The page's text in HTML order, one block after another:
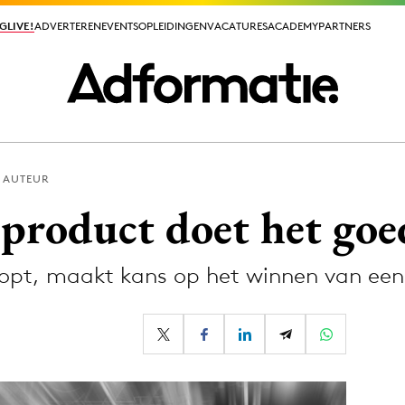
ADVERTERENEVENTSOPLEIDINGENVACATURESACADEMYPARTNERS
ADVERTERENEVENTSOPLEIDINGENVACATURESACADEMYPARTNERS
Media
Merkstrategie
PR
AUTEUR
doet het
maakt kans op het winnen van